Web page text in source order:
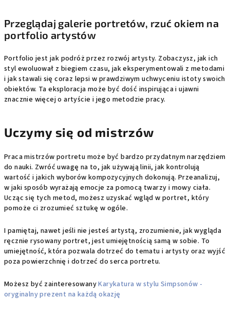
Przeglądaj galerie portretów, rzuć okiem na
portfolio artystów
Portfolio jest jak podróż przez rozwój artysty. Zobaczysz, jak ich
styl ewoluował z biegiem czasu, jak eksperymentowali z metodami
i jak stawali się coraz lepsi w prawdziwym uchwyceniu istoty swoich
obiektów. Ta eksploracja może być dość inspirująca i ujawni
znacznie więcej o artyście i jego metodzie pracy.
Uczymy się od mistrzów
Praca mistrzów portretu może być bardzo przydatnym narzędziem
do nauki. Zwróć uwagę na to, jak używają linii, jak kontrolują
wartość i jakich wyborów kompozycyjnych dokonują. Przeanalizuj,
w jaki sposób wyrażają emocje za pomocą twarzy i mowy ciała.
Ucząc się tych metod, możesz uzyskać wgląd w portret, który
pomoże ci zrozumieć sztukę w ogóle.
I pamiętaj, nawet jeśli nie jesteś artystą, zrozumienie, jak wygląda
ręcznie rysowany portret, jest umiejętnością samą w sobie. To
umiejętność, która pozwala dotrzeć do tematu i artysty oraz wyjść
poza powierzchnię i dotrzeć do serca portretu.
Możesz być zainteresowanyKarykatura w stylu Simpsonów -
oryginalny prezent na każdą okazję